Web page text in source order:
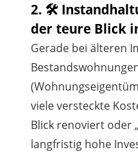
2. 🛠️
der teure Blick
Gerade bei älteren
viele versteckte
Blick renoviert oder
langfristig hohe